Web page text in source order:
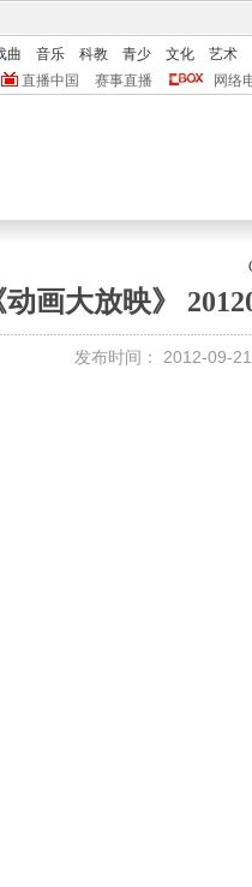
曲 音乐 科教 青少 文化
艺术
直播中国 赛事直播 网络
动画大放映》
发布时间： 2012-09-